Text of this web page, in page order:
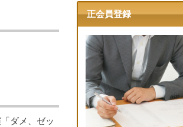
ダメ、ゼッ
正会員登録